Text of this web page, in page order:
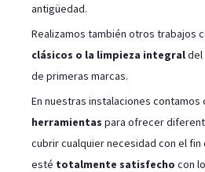
antigüedad.
Realizamos también otros trabajos
clásicos o la limpieza integraldel
de primeras marcas.
En nuestras instalaciones contamos
herramientas para ofrecer
cubrir cualquier necesidad con el fin
esté totalmente satisfecho con